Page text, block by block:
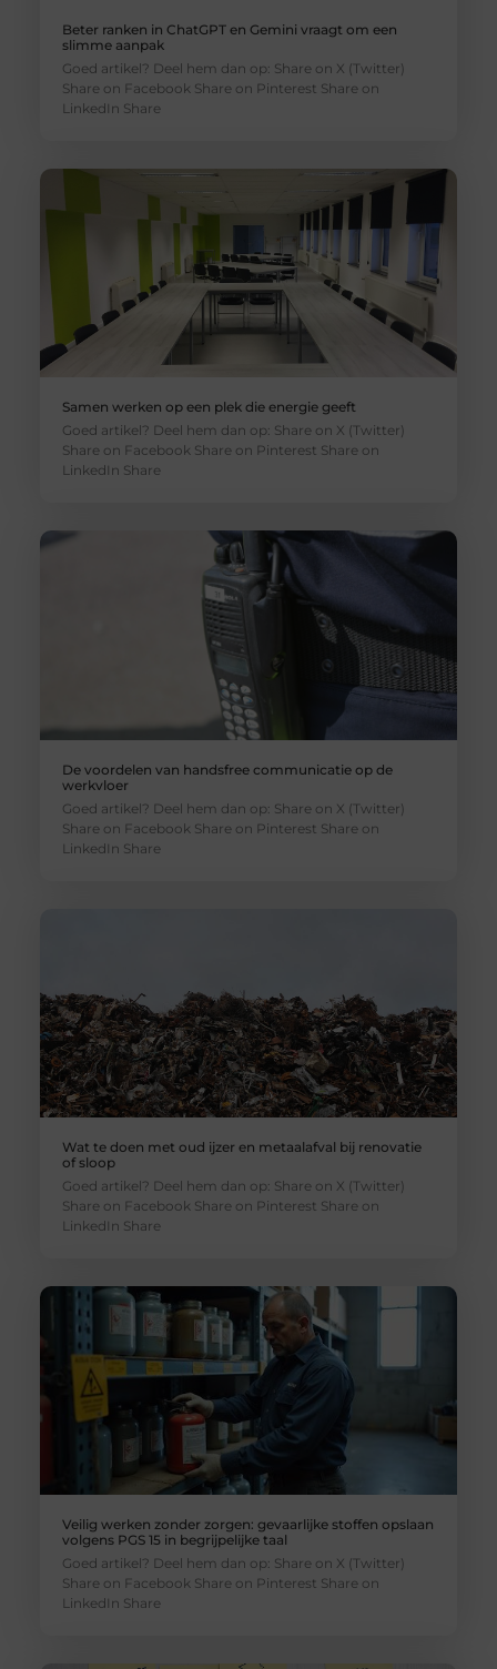
Beter ranken in ChatGPT en Gemini vraagt om een
slimme aanpak
Goed artikel? Deel hem dan op: Share on X (Twitter)
Share on Facebook Share on Pinterest Share on
LinkedIn Share
Samen werken op een plek die energie geeft
Goed artikel? Deel hem dan op: Share on X (Twitter)
Share on Facebook Share on Pinterest Share on
LinkedIn Share
De voordelen van handsfree communicatie op de
werkvloer
Goed artikel? Deel hem dan op: Share on X (Twitter)
Share on Facebook Share on Pinterest Share on
LinkedIn Share
Wat te doen met oud ijzer en metaalafval bij renovatie
of sloop
Goed artikel? Deel hem dan op: Share on X (Twitter)
Share on Facebook Share on Pinterest Share on
LinkedIn Share
Veilig werken zonder zorgen: gevaarlijke stoffen opslaan
volgens PGS 15 in begrijpelijke taal
Goed artikel? Deel hem dan op: Share on X (Twitter)
Share on Facebook Share on Pinterest Share on
LinkedIn Share